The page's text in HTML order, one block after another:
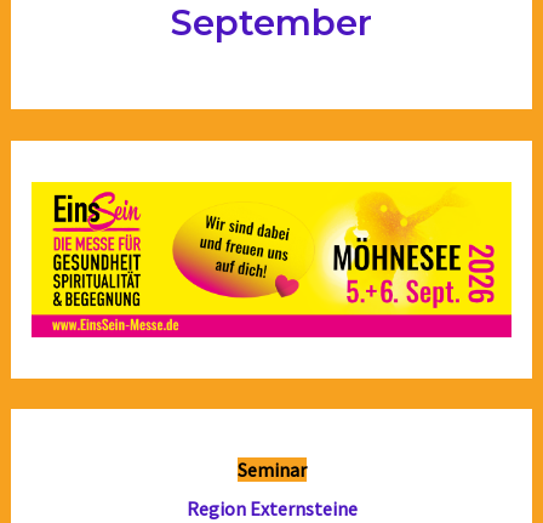
September
Seminar
Region Externsteine